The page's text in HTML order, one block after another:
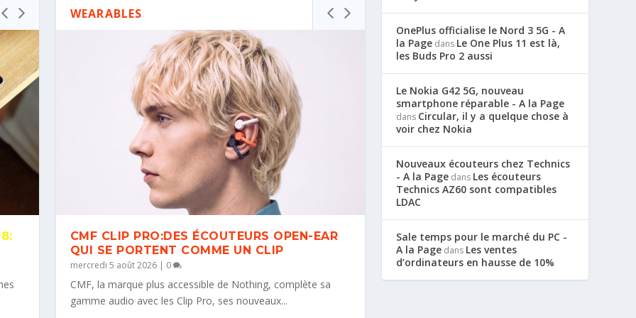
SAMSUNG CHANGE DE P...
FLIP8: TOUT CE QUI ...
D’EUROPE ET ...
LECTEUR DE CASSET...
SA GAMME HI-...
WEARABLES
CMF CLIP PRO:DES ÉCOUTEURS OPEN-EAR
QUI SE PORTENT COMME UN CLIP
mercredi 5 août 2026| 0
CMF, la marque plus accessible de Nothing, complète sa
gamme audio avec les Clip Pro, ses nouveaux...
OnePlus officialise le Nord 3 5G - A
la Page dans Le One Plus 11 est là,
les Buds Pro 2 aussi
Le Nokia G42 5G, nouveau
smartphone réparable - A la Page
dans Circular, il y a quelque chose à
voir chez Nokia
Nouveaux écouteurs chez Technics
- A la Page dans Les écouteurs
Technics AZ60 sont compatibles
LDAC
Sale temps pour le marché du PC -
A la Page dans Les ventes
d’ordinateurs en hausse de 10%